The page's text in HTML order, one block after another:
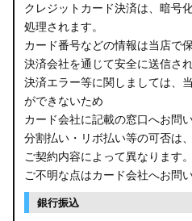
B21A デイズルークス
E13 ノート
E12 ノート
B44A/B45A B47A/B48A ルークス
JF3/4 N-BOX カスタム
JH3/4 N-WGN
クレジットカード決済は、暗号
処理されます。
カード番号などの情報は当店で
決済会社を通じて安全に送信され
決済エラー等に関しましては、
ができないため
カード会社に記載の窓口へお問
分割払い・リボ払い等の可否は
ご契約内容によって異なります。
ご不明な点はカード会社へお問
銀行振込